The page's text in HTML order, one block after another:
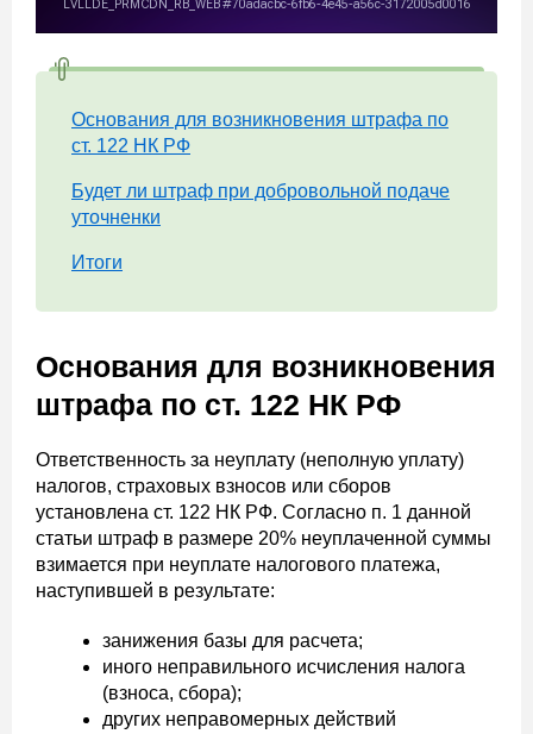
Основания для возникновения штрафа по
ст. 122 НК РФ
Будет ли штраф при добровольной подаче
уточненки
Итоги
Основания для возникновения
штрафа по ст. 122 НК РФ
Ответственность за неуплату (неполную уплату)
налогов, страховых взносов или сборов
установлена ст. 122 НК РФ. Согласно п. 1 данной
статьи штраф в размере 20% неуплаченной суммы
взимается при неуплате налогового платежа,
наступившей в результате:
занижения базы для расчета;
иного неправильного исчисления налога
(взноса, сбора);
других неправомерных действий